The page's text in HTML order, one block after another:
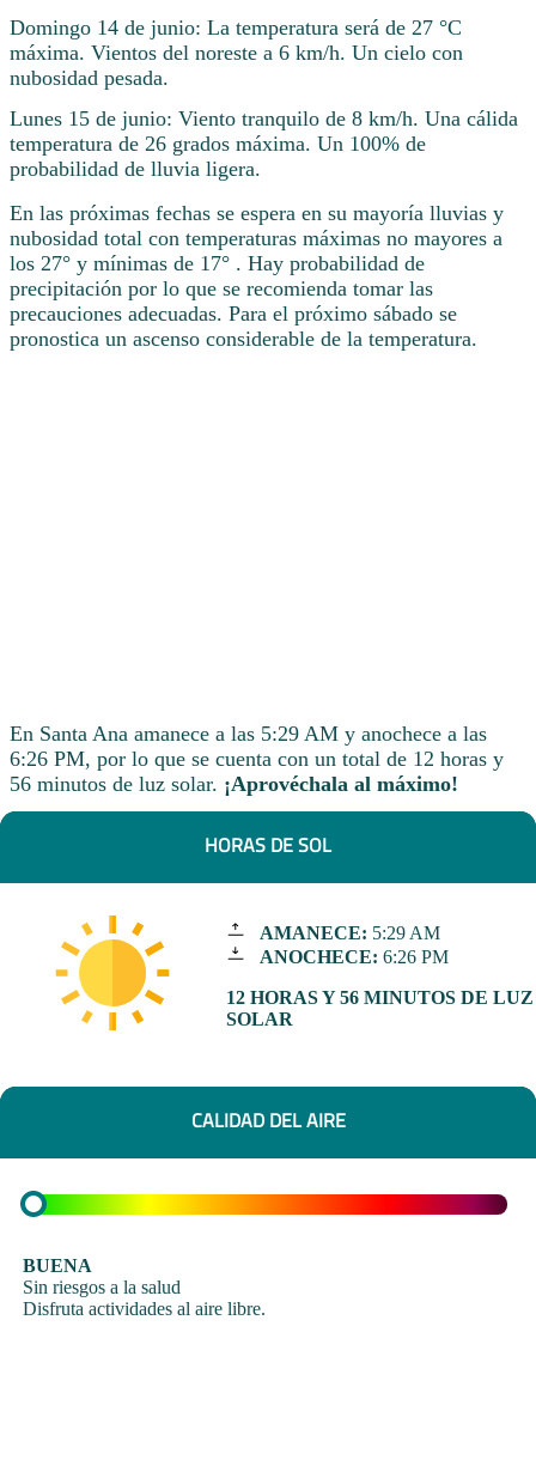
Domingo 14 de junio: La temperatura será de 27 °C
máxima. Vientos del noreste a 6 km/h. Un cielo con
nubosidad pesada.
Lunes 15 de junio: Viento tranquilo de 8 km/h. Una cálida
temperatura de 26 grados máxima. Un 100% de
probabilidad de lluvia ligera.
En las próximas fechas se espera en su mayoría lluvias y
nubosidad total con temperaturas máximas no mayores a
los 27° y mínimas de 17° . Hay probabilidad de
precipitación por lo que se recomienda tomar las
precauciones adecuadas. Para el próximo sábado se
pronostica un ascenso considerable de la temperatura.
En Santa Ana amanece a las 5:29 AM y anochece a las
6:26 PM, por lo que se cuenta con un total de 12 horas y
56 minutos de luz solar. ¡Aprovéchala al máximo!
HORAS DE SOL
AMANECE: 5:29 AM
ANOCHECE: 6:26 PM
12 HORAS Y 56 MINUTOS DE LUZ
SOLAR
CALIDAD DEL AIRE
BUENA
Sin riesgos a la salud
Disfruta actividades al aire libre.